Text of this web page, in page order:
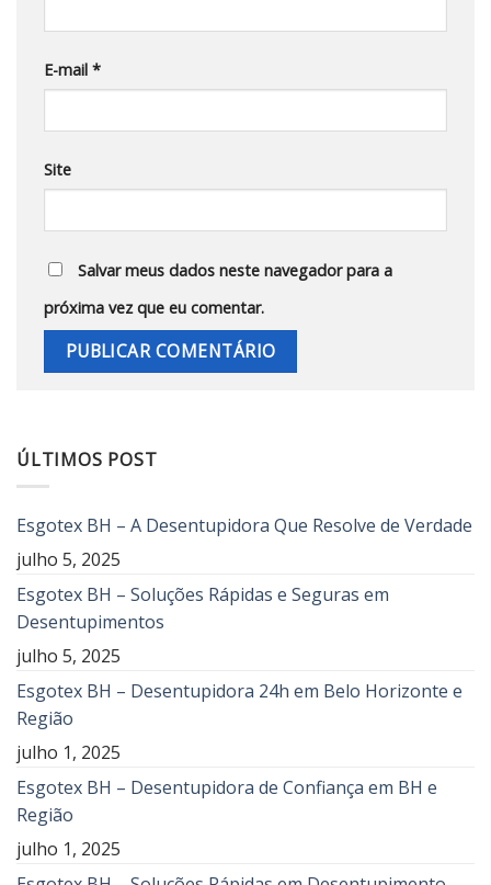
E-mail *
Site
Salvar meus dados neste navegador para a
próxima vez que eu comentar.
ÚLTIMOS POST
Esgotex BH – A Desentupidora Que Resolve de Verdade
julho 5, 2025
Esgotex BH – Soluções Rápidas e Seguras em
Desentupimentos
julho 5, 2025
Esgotex BH – Desentupidora 24h em Belo Horizonte e
Região
julho 1, 2025
Esgotex BH – Desentupidora de Confiança em BH e
Região
julho 1, 2025